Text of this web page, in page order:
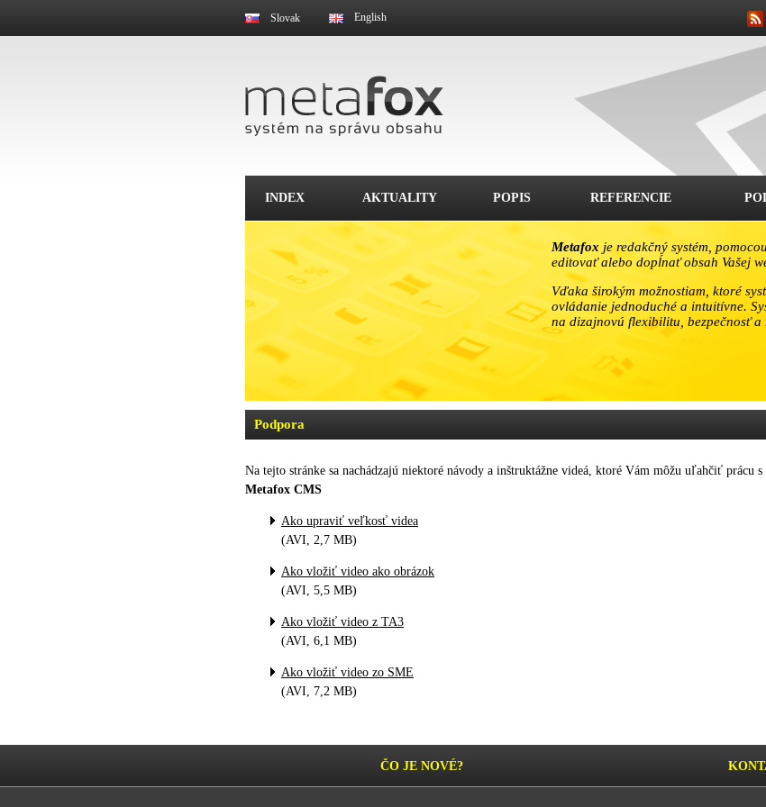
Slovak English
INDEX AKTUALITY POPIS REFERENCIE
Metafox je redakčný systém,
editovať alebo dopĺnať obsah Vašej
Vďaka širokým možnostiam, ktoré
ovládanie jednoduché a intuitívne.
na dizajnovú flexibilitu, bezpečnosť a
Podpora
Na tejto stránke sa nachádzajú niektoré návody a inštruktážne videá, ktoré Vám môžu uľahčiť prácu s
Metafox CMS
Ako upraviť veľkosť videa
(AVI, 2,7 MB)
Ako vložiť video ako obrázok
(AVI, 5,5 MB)
Ako vložiť video z TA3
(AVI, 6,1 MB)
Ako vložiť video zo SME
(AVI, 7,2 MB)
ČO JE NOVÉ?